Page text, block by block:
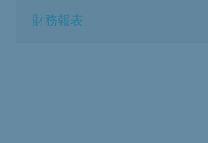
財務報表